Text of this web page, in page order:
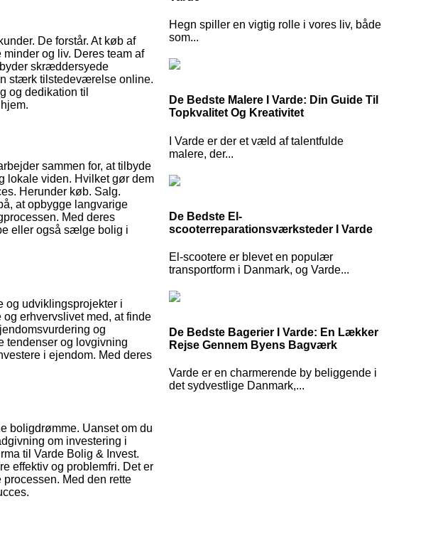
De forstår. At køb af
og liv. Deres team af
skræddersyede
stærk tilstedeværelse online.
og dedikation til
sammen for, at tilbyde
lokale viden. Hvilket gør dem
Herunder køb. Salg.
at opbygge langvarige
Med deres
eller også sælge bolig i
og udviklingsprojekter i
erhvervslivet med, at finde
og
tendenser og lovgivning
i ejendom. Med deres
boligdrømme. Uanset om du
om investering i
til Varde Bolig & Invest.
effektiv og problemfri. Det er
Med den rette
Hegn spiller en vigtig rolle i vores liv, både
som...
De Bedste Malere I Varde: Din Guide Til
Topkvalitet Og Kreativitet
I Varde er der et væld af talentfulde
malere, der...
De Bedste El-
scooterreparationsværksteder I Varde
El-scootere er blevet en populær
transportform i Danmark, og Varde...
De Bedste Bagerier I Varde: En Lækker
Rejse Gennem Byens Bagværk
Varde er en charmerende by beliggende i
det sydvestlige Danmark,...